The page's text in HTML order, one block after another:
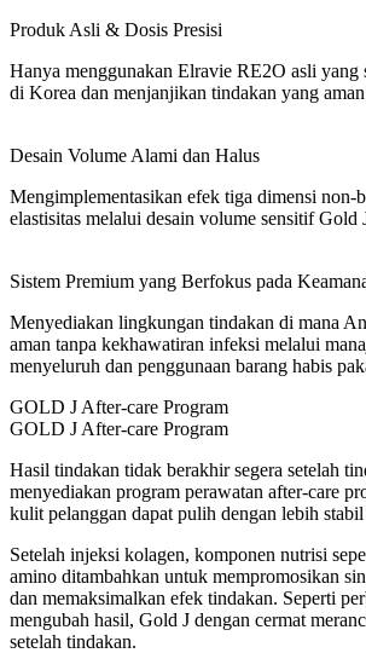
Produk Asli & Dosis Presisi
Hanya menggunakan Elravie RE2O asli yang
di Korea dan menjanjikan tindakan yang
Desain Volume Alami dan Halus
Mengimplementasikan efek tiga dimensi non-
elastisitas melalui desain volume sensitif Gold
Sistem Premium yang Berfokus pada
Menyediakan lingkungan tindakan di mana
aman tanpa kekhawatiran infeksi melalui
menyeluruh dan penggunaan barang habis
GOLD J After-care Program
GOLD J After-care Program
Hasil tindakan tidak berakhir segera setelah
menyediakan program perawatan after-care
kulit pelanggan dapat pulih dengan lebih stabil
Setelah injeksi kolagen, komponen nutrisi
amino ditambahkan untuk mempromosikan
dan memaksimalkan efek tindakan. Seperti
mengubah hasil, Gold J dengan cermat
setelah tindakan.